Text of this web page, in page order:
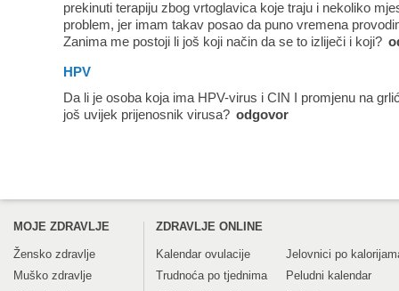
prekinuti terapiju zbog vrtoglavica koje traju i nekoliko
problem, jer imam takav posao da puno vremena
Zanima me postoji li još koji način da se to izliječi i koji?
HPV
Da li je osoba koja ima HPV-virus i CIN I promjenu na
još uvijek prijenosnik virusa? odgovor
MOJE ZDRAVLJE
Žensko zdravlje
Muško zdravlje
ZDRAVLJE ONLINE
Kalendar ovulacije
Trudnoća po tjednima
Jelovnici po
Peludni kalendar